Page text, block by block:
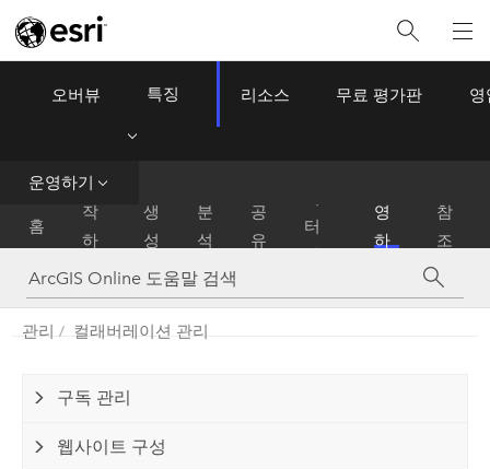
ArcGIS Online
오버뷰 특징 리소스 무료 평가판 영
운영하기
홈
시
작
하
기
생
성
분
석
공
유
터
관
영
하
참
조
관리 컬래버레이션 관리
구독 관리
웹사이트 구성